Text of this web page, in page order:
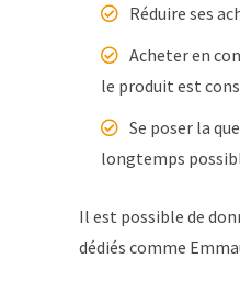
Réduire ses
Acheter en
le produit est
Se poser la
longtemps
Il est possible de
dédiés comme